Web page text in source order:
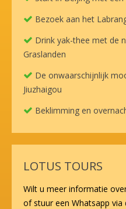
Bezoek aan het
Drink yak-thee met de
Graslanden
De onwaarschijnlijk
Jiuzhaigou
Beklimming en
LOTUS TOURS
Wilt u meer informatie
of stuur een Whatsapp